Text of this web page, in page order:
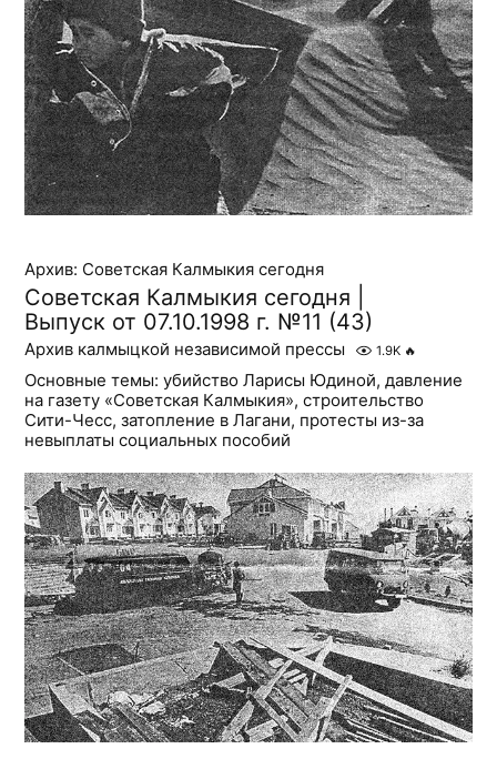
Архив: Советская Калмыкия сегодня
Советская Калмыкия сегодня |
Выпуск от 07.10.1998 г. №11 (43)
Архив калмыцкой независимой прессы 1.9K 🔥
Основные темы: убийство Ларисы Юдиной, давление
на газету «Советская Калмыкия», строительство
Сити-Чесс, затопление в Лагани, протесты из-за
невыплаты социальных пособий